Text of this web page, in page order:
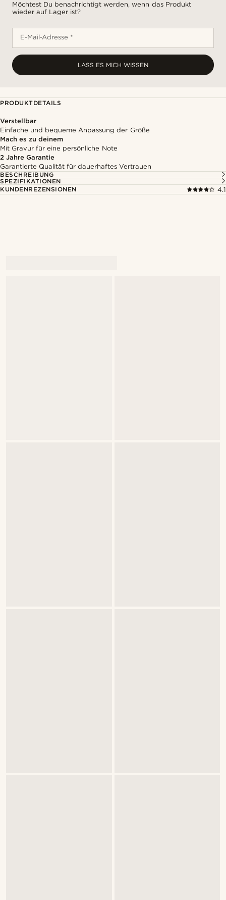
Möchtest Du benachrichtigt werden, wenn das Produkt
wieder auf Lager ist?
E-Mail-Adresse *
LASS ES MICH WISSEN
PRODUKTDETAILS
Verstellbar
Einfache und bequeme Anpassung der Größe
Mach es zu deinem
Mit Gravur für eine persönliche Note
2 Jahre Garantie
Garantierte Qualität für dauerhaftes Vertrauen
BESCHREIBUNG
SPEZIFIKATIONEN
KUNDENREZENSIONEN
4.1